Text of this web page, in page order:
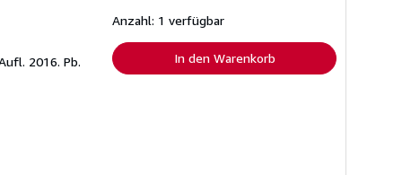
2016. Pb.
Versandkosten
Anzahl: 1 verfügbar
In den Warenkorb